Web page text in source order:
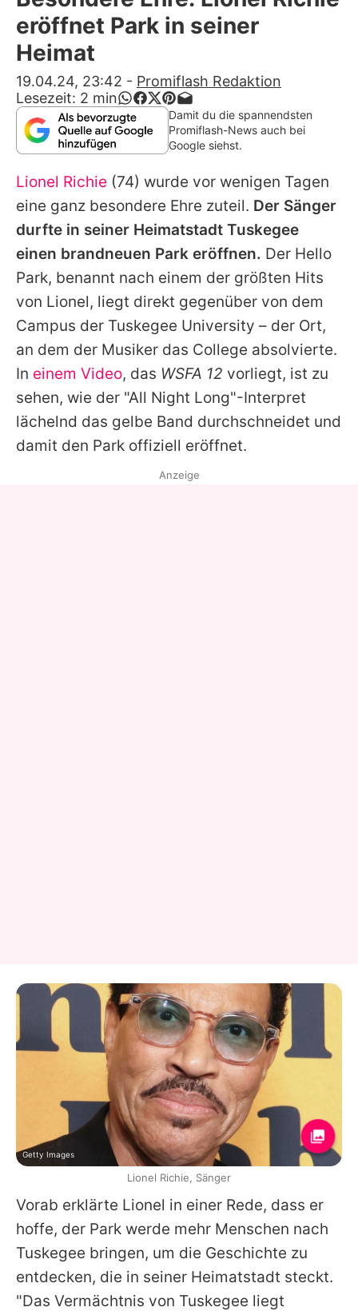
Alle Themen auf Promiflash
App runterladen
Team
Redaktionelle Richtlinien
Impressum
Datenschutzerklärung
Nutzungsbedingungen
Utiq verwalten
eröffnet Park in seiner
Heimat
19.04.24, 23:42 - Promiflash Redaktion
Lesezeit: 2 min
Damit du die spannendsten
Promiflash-News auch bei
Google siehst.
Lionel Richie (74) wurde vor wenigen Tagen
eine ganz besondere Ehre zuteil. Der Sänger
durfte in seiner Heimatstadt Tuskegee
einen brandneuen Park eröffnen. Der Hello
Park, benannt nach einem der größten Hits
von Lionel, liegt direkt gegenüber von dem
Campus der Tuskegee University – der Ort,
an dem der Musiker das College absolvierte.
In einem Video, das WSFA 12 vorliegt, ist zu
sehen, wie der "All Night Long"-Interpret
lächelnd das gelbe Band durchschneidet und
damit den Park offiziell eröffnet.
Vorab erklärte Lionel in einer Rede, dass er
hoffe, der Park werde mehr Menschen nach
Tuskegee bringen, um die Geschichte zu
entdecken, die in seiner Heimatstadt steckt.
"Das Vermächtnis von Tuskegee liegt
Anzeige
Getty Images
Lionel Richie, Sänger